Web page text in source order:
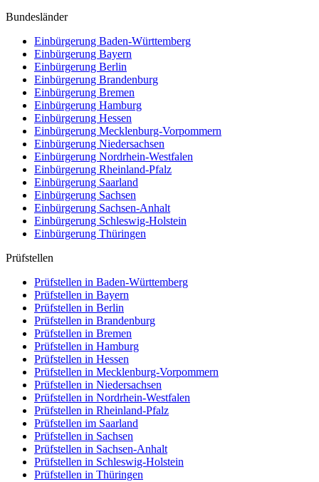
Bundesländer
Einbürgerung Baden-Württemberg
Einbürgerung Bayern
Einbürgerung Berlin
Einbürgerung Brandenburg
Einbürgerung Bremen
Einbürgerung Hamburg
Einbürgerung Hessen
Einbürgerung Mecklenburg-Vorpommern
Einbürgerung Niedersachsen
Einbürgerung Nordrhein-Westfalen
Einbürgerung Rheinland-Pfalz
Einbürgerung Saarland
Einbürgerung Sachsen
Einbürgerung Sachsen-Anhalt
Einbürgerung Schleswig-Holstein
Einbürgerung Thüringen
Prüfstellen
Prüfstellen in Baden-Württemberg
Prüfstellen in Bayern
Prüfstellen in Berlin
Prüfstellen in Brandenburg
Prüfstellen in Bremen
Prüfstellen in Hamburg
Prüfstellen in Hessen
Prüfstellen in Mecklenburg-Vorpommern
Prüfstellen in Niedersachsen
Prüfstellen in Nordrhein-Westfalen
Prüfstellen in Rheinland-Pfalz
Prüfstellen im Saarland
Prüfstellen in Sachsen
Prüfstellen in Sachsen-Anhalt
Prüfstellen in Schleswig-Holstein
Prüfstellen in Thüringen